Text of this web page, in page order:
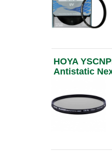
HOYA
Antistatic